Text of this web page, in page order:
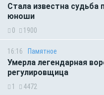
Стала известна судьба
юноши
0 1900
16:16 Памятное
Умерла легендарная
регулировщица
1 4472